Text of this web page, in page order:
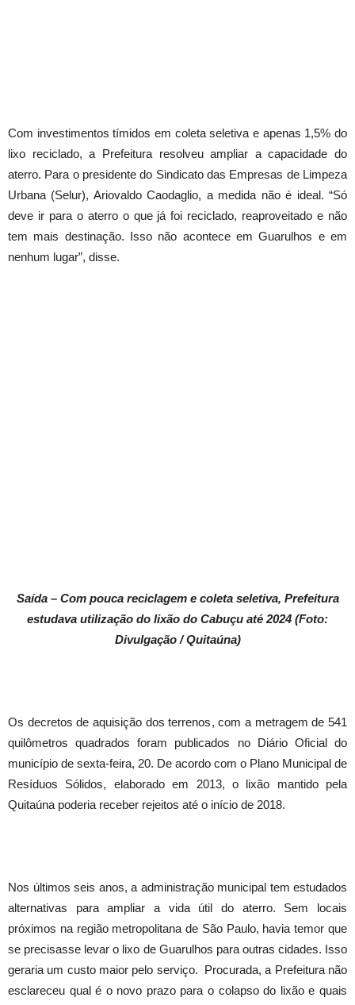
Com investimentos tímidos em coleta seletiva e apenas 1,5% do
lixo reciclado, a Prefeitura resolveu ampliar a capacidade do
aterro. Para o presidente do Sindicato das Empresas de Limpeza
Urbana (Selur), Ariovaldo Caodaglio, a medida não é ideal. “Só
deve ir para o aterro o que já foi reciclado, reaproveitado e não
tem mais destinação. Isso não acontece em Guarulhos e em
nenhum lugar”, disse.
Saída – Com pouca reciclagem e coleta seletiva, Prefeitura
estudava utilização do lixão do Cabuçu até 2024 (Foto:
Divulgação / Quitaúna)
Os decretos de aquisição dos terrenos, com a metragem de 541
quilômetros quadrados foram publicados no Diário Oficial do
município de sexta-feira, 20. De acordo com o Plano Municipal de
Resíduos Sólidos, elaborado em 2013, o lixão mantido pela
Quitaúna poderia receber rejeitos até o início de 2018.
Nos últimos seis anos, a administração municipal tem estudados
alternativas para ampliar a vida útil do aterro. Sem locais
próximos na região metropolitana de São Paulo, havia temor que
se precisasse levar o lixo de Guarulhos para outras cidades. Isso
geraria um custo maior pelo serviço. Procurada, a Prefeitura não
esclareceu qual é o novo prazo para o colapso do lixão e quais